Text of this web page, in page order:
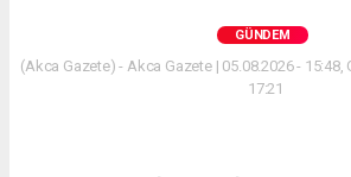
GÜNDEM
(Akca Gazete) - Akca Gazete | 05.08.2026 - 15:48,
17:21